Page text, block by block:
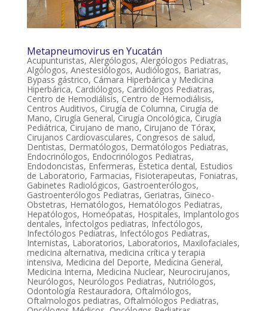
Metapneumovirus en Yucatán
Acupunturistas, Alergólogos, Alergólogos Pediatras,
Algólogos, Anestesiólogos, Audiólogos, Bariatras,
Bypass gástrico, Cámara Hiperbárica y Medicina
Hiperbárica, Cardiólogos, Cardiólogos Pediatras,
Centro de Hemodiálisis, Centro de Hemodiálisis,
Centros Auditivos, Cirugía de Columna, Cirugía de
Mano, Cirugía General,Cirugía Oncológica, Cirugía
Pediátrica, Cirujano de mano, Cirujano de Tórax,
Cirujanos Cardiovasculares, Congresos de salud,
Dentistas, Dermatólogos, Dermatólogos Pediatras,
Endocrinólogos, Endocrinólogos Pediatras,
Endodoncistas, Enfermeras, Estetica dental, Estudios
de Laboratorio, Farmacias, Fisioterapeutas, Foniatras,
Gabinetes Radiológicos, Gastroenterólogos,
Gastroenterólogos Pediatras, Geriatras,Gineco-
Obstetras, Hematólogos, Hematólogos Pediatras,
Hepatólogos, Homeópatas, Hospitales, Implantologos
dentales,Infectolgos pediatras, Infectólogos,
Infectólogos Pediatras, Infectólogos Pediatras,
Internistas, Laboratorios, Laboratorios, Maxilofaciales,
medicina alternativa, medicina crítica y terapia
intensiva, Medicina del Deporte, Medicina General,
Medicina Interna, Medicina Nuclear, Neurocirujanos,
Neurólogos, Neurólogos Pediatras, Nutriólogos,
Odontología Restauradora, Oftalmólogos,
Oftalmologos pediatras, Oftalmólogos Pediatras,